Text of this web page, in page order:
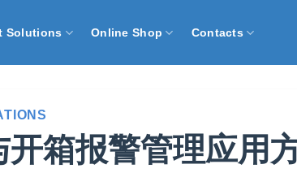
Solutions Online Shop Contacts
箱报警管理应用